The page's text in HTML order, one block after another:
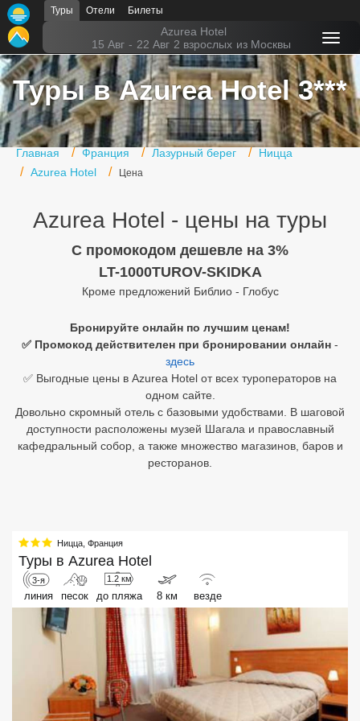
Туры Отели Билеты
Azurea Hotel
15 Авг - 22 Авг 2 взрослых из Москвы
Туры в Azurea Hotel 3***
Главная Франция Лазурный берег
Ницца
Azurea Hotel
Цена
Azurea Hotel - цены на туры
C промокодом дешевле на 3%
LT-1000TUROV-SKIDKA
Кроме предложений Библио - Глобус
Бронируйте онлайн по лучшим ценам!
✅ Промокод действителен при бронировании онлайн -
здесь
✅ Выгодные цены в Azurea Hotel от всех туроператоров на
одном сайте.
Довольно скромный отель с базовыми удобствами. В шаговой
доступности расположены музей Шагала и православный
кафедральный собор, а также множество магазинов, баров и
ресторанов.
Ницца, Франция
Туры в Azurea Hotel
3-я
линия песок
1.2 км
до пляжа 8 км везде
Главная
Горящие туры
Туры в Турцию
Туры в Египет
Помощь
Подборки отелей
Шри Ланка
Хайнань
Северный Гоа
Южный Гоа
Занзибар
Абхазия
Большой Сочи